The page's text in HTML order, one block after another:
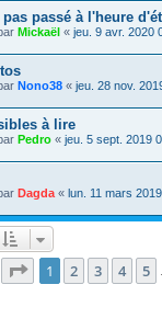
passé à l'heure
Mickaël « jeu. 9 avr. 2020
Nono38 « jeu. 28 nov.
à lire
Pedro « jeu. 5 sept. 2019
Dagda « lun. 11 mars
Page 1sur11
1 2 3 4 5